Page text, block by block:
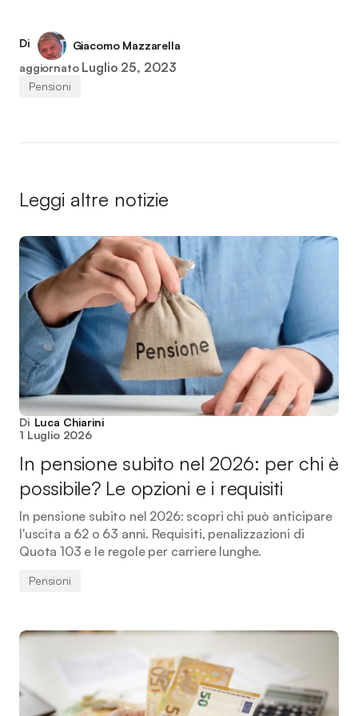
Di
Giacomo Mazzarella
aggiornato Luglio 25, 2023
Pensioni
Leggi altre notizie
Di Luca Chiarini
1 Luglio 2026
In pensione subito nel 2026: per chi è
possibile? Le opzioni e i requisiti
In pensione subito nel 2026: scopri chi può anticipare
l'uscita a 62 o 63 anni. Requisiti, penalizzazioni di
Quota 103 e le regole per carriere lunghe.
Pensioni